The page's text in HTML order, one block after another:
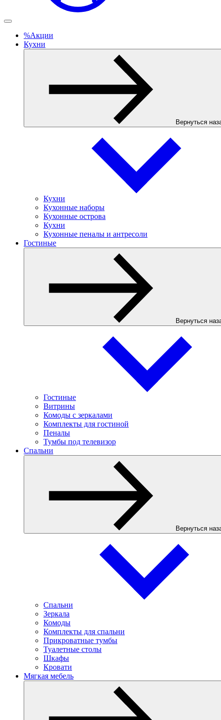
%Акции
Кухни
Вернуться
Кухни
Кухонные наборы
Кухонные острова
Кухни
Кухонные пеналы и антресоли
Гостиные
Вернуться
Гостиные
Витрины
Комоды с зеркалами
Комплекты для гостиной
Пеналы
Тумбы под телевизор
Спальни
Вернуться
Спальни
Зеркала
Комоды
Комплекты для спальни
Прикроватные тумбы
Туалетные столы
Шкафы
Кровати
Мягкая мебель